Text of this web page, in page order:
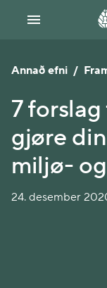
Annað efni /
7
gjøre
miljø-
24. desember